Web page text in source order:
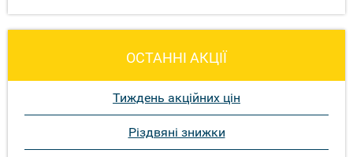
ОСТАННІ АКЦІЇ
Тиждень акційних цін
Різдвяні знижки